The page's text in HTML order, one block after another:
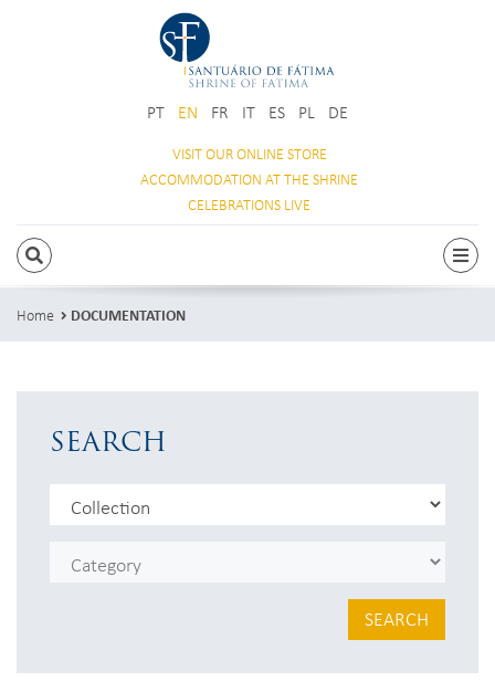
PT EN FR IT ES PL DE
VISIT OURONLINE STORE
ACCOMMODATION AT THE SHRINE
CELEBRATIONS LIVE
SEARCH
Home DOCUMENTATION
SEARCH
SEARCH